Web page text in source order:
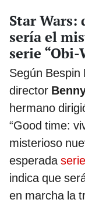
Star Wars:
sería el
serie “Obi-
Según Bespin
director
hermano
“Good time:
misterioso
esperada
indica que
en marcha la